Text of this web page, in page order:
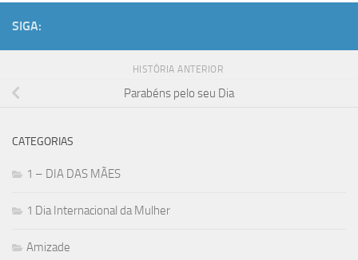
SIGA:
HISTÓRIA ANTERIOR
Parabéns pelo seu Dia
CATEGORIAS
1 – DIA DAS MÃES
1 Dia Internacional da Mulher
Amizade